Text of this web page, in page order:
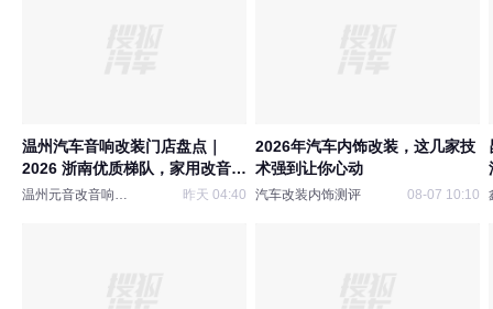
温州汽车音响改装门店盘点｜
2026 浙南优质梯队，家用改音响
优选
温州元音改音响隔音 昨天 04:40
2026年汽车内饰改装，这几家技
术强到让你心动
汽车改装内饰测评 08-07 10:10